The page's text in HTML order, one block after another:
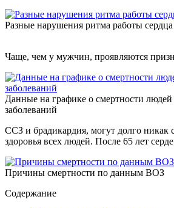
Разные нарушения ритма работы
Чаще, чем у мужчин, проявляются
Данные на графике о смертности людей
заболеваний
ССЗ и брадикардия, могут долго никак
здоровья всех людей. После 65 лет
Причины смертности по данным ВОЗ
Содержание